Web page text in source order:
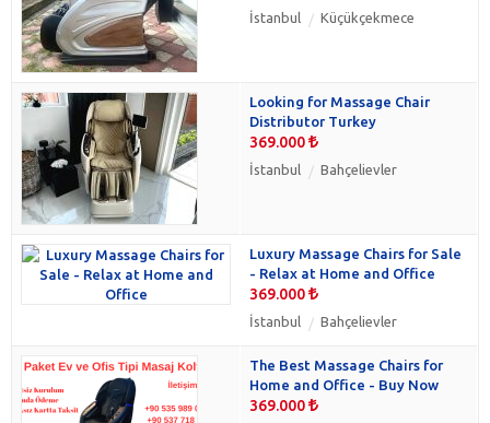
İstanbul Küçükçekmece
Looking for Massage Chair
Distributor Turkey
369.000
İstanbul Bahçelievler
Luxury Massage Chairs for Sale
- Relax at Home and Office
369.000
İstanbul Bahçelievler
The Best Massage Chairs for
Home and Office - Buy Now
369.000